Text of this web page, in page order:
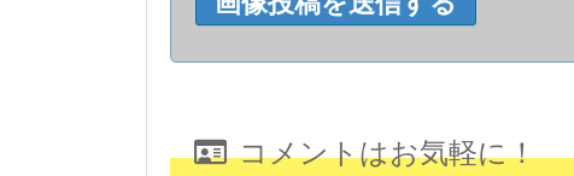
コメントはお気軽に！